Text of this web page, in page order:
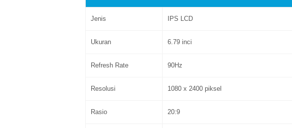
Jenis IPS LCD
Ukuran 6.79 inci
Refresh Rate 90Hz
Resolusi 1080 x 2400 piksel
Rasio 20:9